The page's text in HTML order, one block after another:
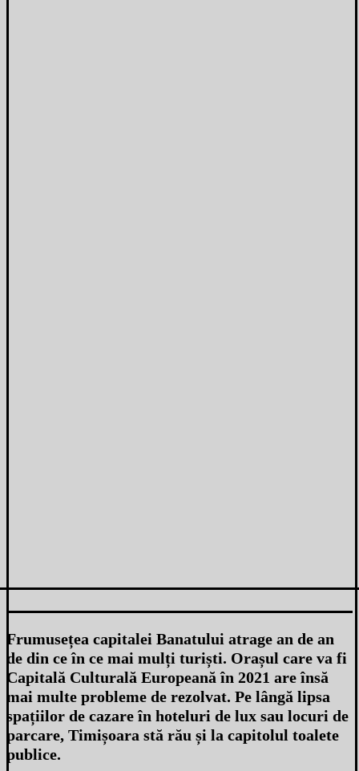
Frumusețea capitalei Banatului atrage an de an
de din ce în ce mai mulți turiști. Orașul care va fi
Capitală Culturală Europeană în 2021 are însă
mai multe probleme de rezolvat. Pe lângă lipsa
spațiilor de cazare în hoteluri de lux sau locuri de
parcare, Timișoara stă rău și la capitolul toalete
publice.